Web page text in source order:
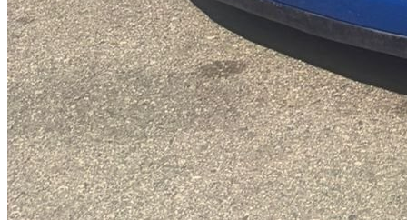
Renault clio de carreras - oportunidad unica
Renault clio carreras unico